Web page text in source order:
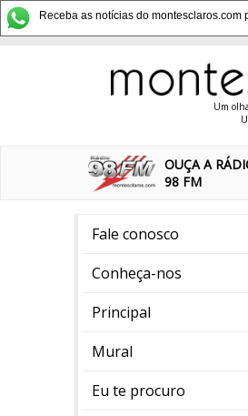
Receba as notícias do montesclaros.com
Um
OUÇA A
98 FM
Fale conosco
Conheça-nos
Principal
Mural
Eu te procuro